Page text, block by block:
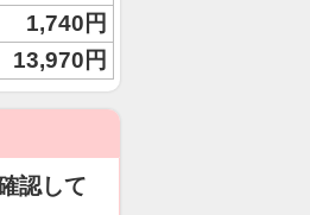
1,740円
13,970円
認して